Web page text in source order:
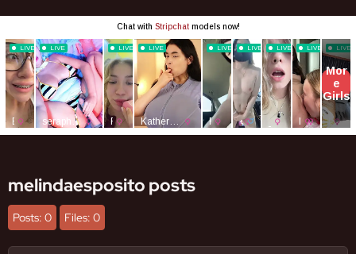
melindaesposito posts
Posts: 0 Files: 0